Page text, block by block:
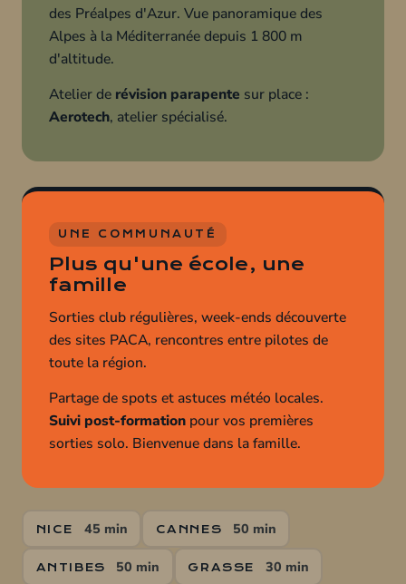
des Préalpes d'Azur. Vue panoramique des
Alpes à la Méditerranée depuis 1 800 m
d'altitude.
Atelier de révision parapente sur place :
Aerotech, atelier spécialisé.
UNE COMMUNAUTÉ
Plus qu'une école, une
famille
Sorties club régulières, week-ends découverte
des sites PACA, rencontres entre pilotes de
toute la région.
Partage de spots et astuces météo locales.
Suivi post-formation pour vos premières
sorties solo. Bienvenue dans la famille.
NICE 45 min CANNES 50 min
ANTIBES 50 min GRASSE 30 min